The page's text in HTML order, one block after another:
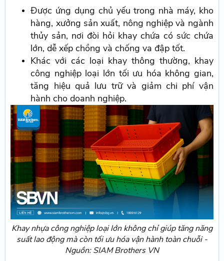
Được ứng dụng chủ yếu trong nhà máy, kho
hàng, xưởng sản xuất, nông nghiệp và ngành
thủy sản, nơi đòi hỏi khay chứa có sức chứa
lớn, dễ xếp chồng và chống va đập tốt.
Khác với các loại khay thông thường, khay
công nghiệp loại lớn tối ưu hóa không gian,
tăng hiệu quả lưu trữ và giảm chi phí vận
hành cho doanh nghiệp.
Khay nhựa công nghiệp loại lớn không chỉ giúp tăng năng
suất lao động mà còn tối ưu hóa vận hành toàn chuỗi -
Nguồn: SIAM Brothers VN